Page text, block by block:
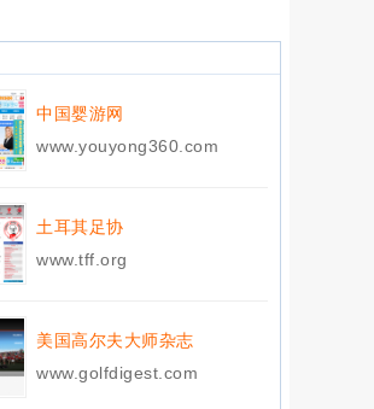
中国婴游网
www.youyong360.com
土耳其足协
www.tff.org
美国高尔夫大师杂志
www.golfdigest.com